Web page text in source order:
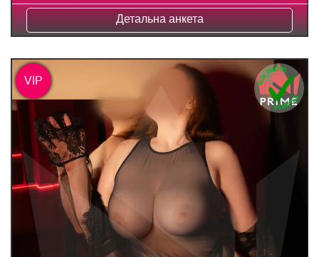
Детальна анкета
VIP